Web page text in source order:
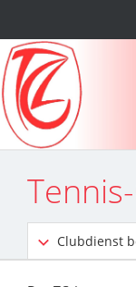
Clubdienst